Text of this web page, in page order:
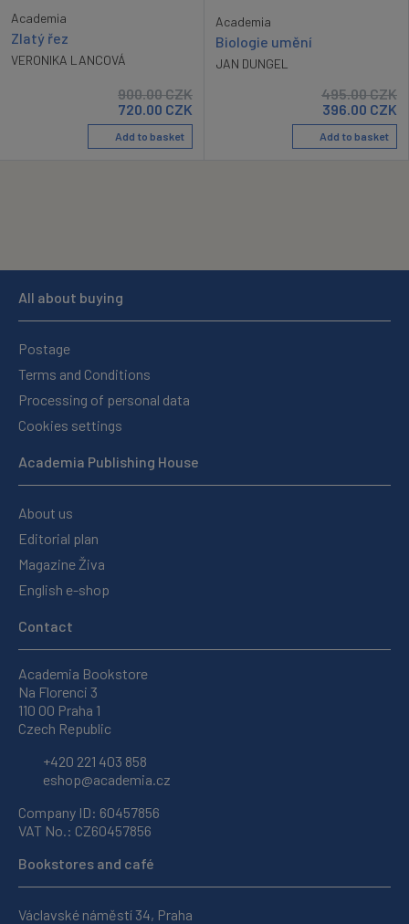
Academia
Zlatý řez
VERONIKA LANCOVÁ
900.00CZK
720.00 CZK
Add to basket
Academia
Biologie umění
JAN DUNGEL
495.00CZK
396.00 CZK
Add to basket
All about buying
Postage
Terms and Conditions
Processing of personal data
Cookies settings
Academia Publishing House
About us
Editorial plan
Magazine Živa
English e-shop
Contact
Academia Bookstore
Na Florenci 3
110 00 Praha 1
Czech Republic
+420 221 403 858
eshop@academia.cz
Company ID: 60457856
VAT No.: CZ60457856
Bookstores and café
Václavské náměstí 34, Praha